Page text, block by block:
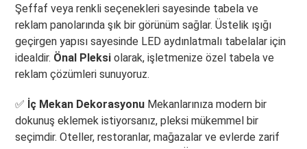
Şeffaf veya renkli seçenekleri sayesinde tabela ve
reklam panolarında şık bir görünüm sağlar. Üstelik ışığı
geçirgen yapısı sayesinde LED aydınlatmalı tabelalar için
idealdir. Önal Pleksi olarak, işletmenize özel tabela ve
reklam çözümleri sunuyoruz.
✅ İç Mekan Dekorasyonu Mekanlarınıza modern bir
dokunuş eklemek istiyorsanız, pleksi mükemmel bir
seçimdir. Oteller, restoranlar, mağazalar ve evlerde zarif